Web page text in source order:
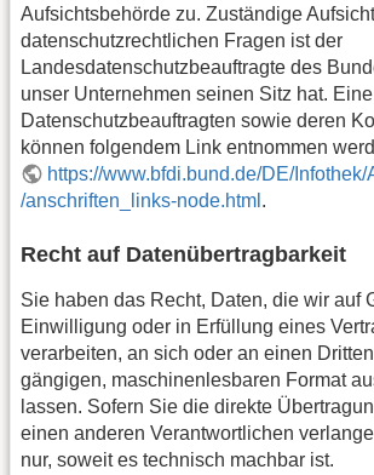
Aufsichtsbehörde zu. Zuständige
datenschutzrechtlichen Fragen ist der
Landesdatenschutzbeauftragte des
unser Unternehmen seinen Sitz hat.
Datenschutzbeauftragten sowie deren
können folgendem Link entnommen
https://www.bfdi.bund.de/DE/
/anschriften_links-node.html .
Recht auf Datenübertragbarkeit
Sie haben das Recht, Daten, die wir auf
Einwilligung oder in Erfüllung eines
verarbeiten, an sich oder an einen
gängigen, maschinenlesbaren Format
lassen. Sofern Sie die direkte
einen anderen Verantwortlichen
nur, soweit es technisch machbar ist.